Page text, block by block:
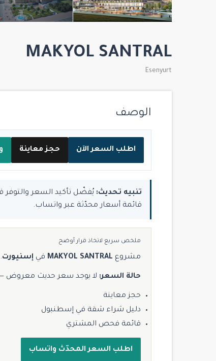
MAKYOL SANTRAL
Esenyurt
الوصف
اطلب السعر الآن حجز معاينة
تنبيه تحديث:
قائمة أسعار محدّثة عبر واتساب.
ملخص سريع لاتخاذ قرار أوضح
مشروع MAKYOL SANTRAL في إسنيورت.
حالة السعر: لا يوجد سعر حديث
حجز معاينة
دليل شراء شقة في إسطنبول
قائمة فحص المشتري
اطلب السعر المحدّث واتساب